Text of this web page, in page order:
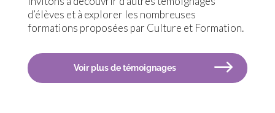
d’élèves et à explorer les nombreuses
formations proposées par Culture et Formation.
Voir plus de témoignages